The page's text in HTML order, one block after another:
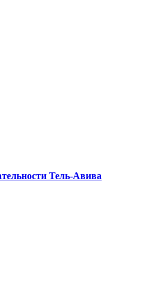
Тель-Авива